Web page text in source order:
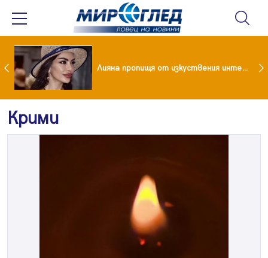
Популярен риалити герой заряза жена си заради друга Лияна пропищя от изкуствения интелект
Крими